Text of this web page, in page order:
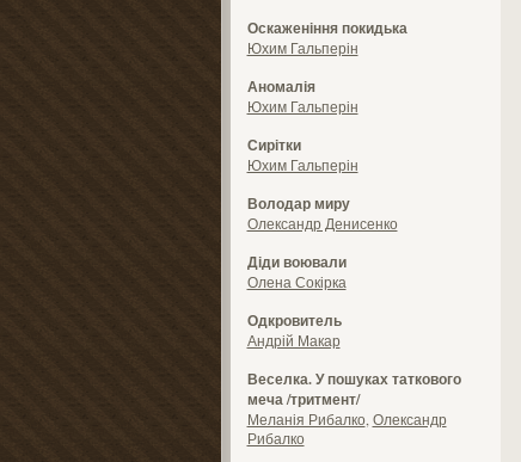
Оскаженіння покидька
Юхим Гальперін
Аномалія
Юхим Гальперін
Сирітки
Юхим Гальперін
Володар миру
Олександр Денисенко
Діди воювали
Олена Сокірка
Одкровитель
Андрій Макар
Веселка. У пошуках таткового
меча /тритмент/
Меланія Рибалко Олександр
Рибалко